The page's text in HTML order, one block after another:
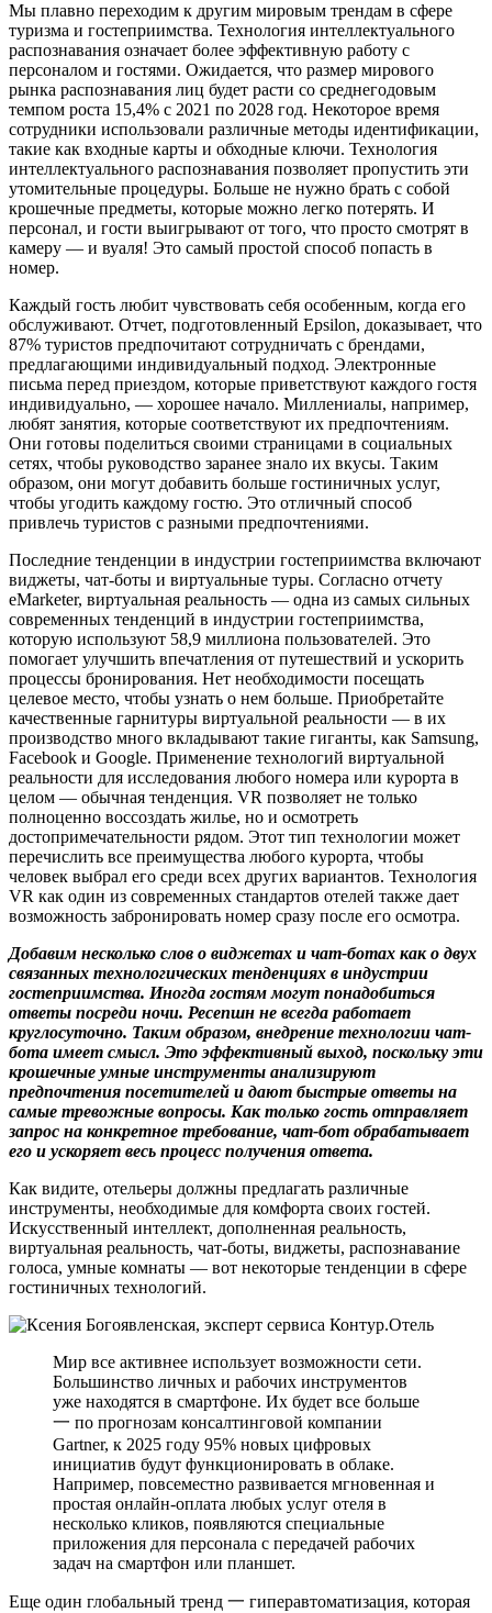
Мы плавно переходим к другим мировым трендам в сфере
туризма и гостеприимства. Технология интеллектуального
распознавания означает более эффективную работу с
персоналом и гостями. Ожидается, что размер мирового
рынка распознавания лиц будет расти со среднегодовым
темпом роста 15,4% с 2021 по 2028 год. Некоторое время
сотрудники использовали различные методы идентификации,
такие как входные карты и обходные ключи. Технология
интеллектуального распознавания позволяет пропустить эти
утомительные процедуры. Больше не нужно брать с собой
крошечные предметы, которые можно легко потерять. И
персонал, и гости выигрывают от того, что просто смотрят в
камеру — и вуаля! Это самый простой способ попасть в
номер.
Каждый гость любит чувствовать себя особенным, когда его
обслуживают. Отчет, подготовленный Epsilon, доказывает, что
87% туристов предпочитают сотрудничать с брендами,
предлагающими индивидуальный подход. Электронные
письма перед приездом, которые приветствуют каждого гостя
индивидуально, — хорошее начало. Миллениалы, например,
любят занятия, которые соответствуют их предпочтениям.
Они готовы поделиться своими страницами в социальных
сетях, чтобы руководство заранее знало их вкусы. Таким
образом, они могут добавить больше гостиничных услуг,
чтобы угодить каждому гостю. Это отличный способ
привлечь туристов с разными предпочтениями.
Последние тенденции в индустрии гостеприимства включают
виджеты, чат-боты и виртуальные туры. Согласно отчету
eMarketer, виртуальная реальность — одна из самых сильных
современных тенденций в индустрии гостеприимства,
которую используют 58,9 миллиона пользователей. Это
помогает улучшить впечатления от путешествий и ускорить
процессы бронирования. Нет необходимости посещать
целевое место, чтобы узнать о нем больше. Приобретайте
качественные гарнитуры виртуальной реальности — в их
производство много вкладывают такие гиганты, как Samsung,
Facebook и Google. Применение технологий виртуальной
реальности для исследования любого номера или курорта в
целом — обычная тенденция. VR позволяет не только
полноценно воссоздать жилье, но и осмотреть
достопримечательности рядом. Этот тип технологии может
перечислить все преимущества любого курорта, чтобы
человек выбрал его среди всех других вариантов. Технология
VR как один из современных стандартов отелей также дает
возможность забронировать номер сразу после его осмотра.
Добавим несколько слов о виджетах и чат-ботах как о двух
связанных технологических тенденциях в индустрии
гостеприимства. Иногда гостям могут понадобиться
ответы посреди ночи. Ресепшн не всегда работает
круглосуточно. Таким образом, внедрение технологии чат-
бота имеет смысл. Это эффективный выход, поскольку эти
крошечные умные инструменты анализируют
предпочтения посетителей и дают быстрые ответы на
самые тревожные вопросы. Как только гость отправляет
запрос на конкретное требование, чат-бот обрабатывает
его и ускоряет весь процесс получения ответа.
Как видите, отельеры должны предлагать различные
инструменты, необходимые для комфорта своих гостей.
Искусственный интеллект, дополненная реальность,
виртуальная реальность, чат-боты, виджеты, распознавание
голоса, умные комнаты — вот некоторые тенденции в сфере
гостиничных технологий.
Мир все активнее использует возможности сети.
Большинство личных и рабочих инструментов
уже находятся в смартфоне. Их будет все больше
一 по прогнозам консалтинговой компании
Gartner, к 2025 году 95% новых цифровых
инициатив будут функционировать в облаке.
Например, повсеместно развивается мгновенная и
простая онлайн-оплата любых услуг отеля в
несколько кликов, появляются специальные
приложения для персонала с передачей рабочих
задач на смартфон или планшет.
Еще один глобальный тренд 一 гиперавтоматизация, которая